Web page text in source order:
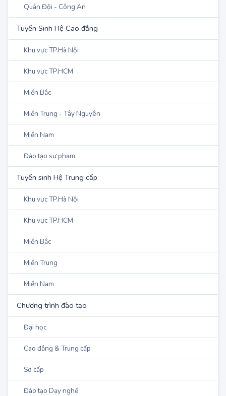
Quân Đội - Công An
Tuyển Sinh Hệ Cao đẳng
Khu vực TP.Hà Nội
Khu vực TP.HCM
Miền Bắc
Miền Trung - Tây Nguyên
Miền Nam
Đào tạo sư phạm
Tuyển sinh Hệ Trung cấp
Khu vực TP.Hà Nội
Khu vực TP.HCM
Miền Bắc
Miền Trung
Miền Nam
Chương trình đào tạo
Đại học
Cao đẳng & Trung cấp
Sơ cấp
Đào tạo Dạy nghề